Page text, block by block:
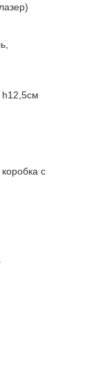
h12,5см
с